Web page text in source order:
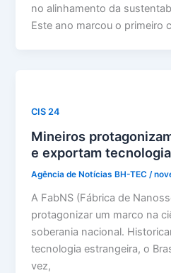
no alinhamento da
Este ano marcou o primeiro
CIS 24
Mineiros
e exportam
Agência de Notícias BH-TEC/
A FabNS (Fábrica de
protagonizar um marco na
soberania nacional.
tecnologia estrangeira, o
vez,